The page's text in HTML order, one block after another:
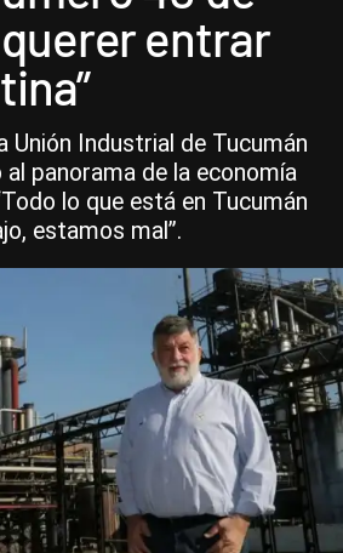
entrar
Unión Industrial de Tucumán
panorama de la economía
lo que está en Tucumán
estamos mal”.